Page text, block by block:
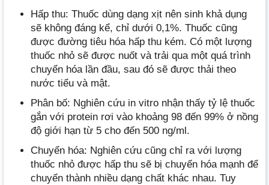
Hấp thu: Thuốc dùng dạng xịt nên sinh khả dụng
sẽ không đáng kể, chỉ dưới 0,1%. Thuốc cũng
được đường tiêu hóa hấp thu kém. Có một lượng
thuốc nhỏ sẽ được nuốt và trải qua một quá trình
chuyển hóa lần đầu, sau đó sẽ được thải theo
nước tiểu và mật.
Phân bố: Nghiên cứu in vitro nhận thấy tỷ lệ thuốc
gắn với protein rơi vào khoảng 98 đến 99% ở nồng
độ giới hạn từ 5 cho đến 500 ng/ml.
Chuyển hóa: Nghiên cứu cũng chỉ ra với lượng
thuốc nhỏ được hấp thu sẽ bị chuyển hóa mạnh để
chuyển thành nhiều dạng chất khác nhau. Tuy